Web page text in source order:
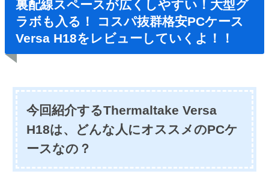
裏配線スペースが広くしやすい！大型グ
ラボも入る！ コスパ抜群格安PCケース
Versa H18をレビューしていくよ！！
今回紹介するThermaltake Versa
H18は、どんな人にオススメのPCケ
ースなの？